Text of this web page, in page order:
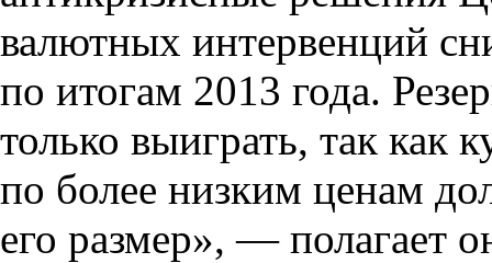
валютных интервенций
по итогам 2013 года.
только выиграть, так как
по более низким ценам
его размер», — полагает